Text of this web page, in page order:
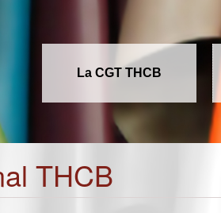
La CGT THCB
THCB